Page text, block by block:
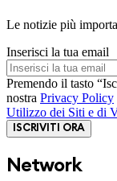
Le notizie più
Inserisci la tua email
Premendo il tasto
nostra Privacy Policy
Utilizzo dei Siti e di
ISCRIVITI ORA
Network